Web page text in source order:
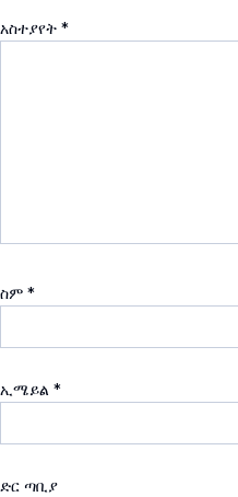
አስተያየት *
ስም *
ኢሜይል *
ድር ጣቢያ